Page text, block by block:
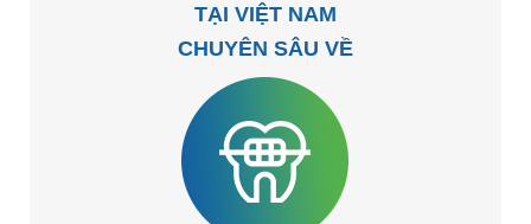
TẠI VIỆT NAM
CHUYÊN SÂU VỀ